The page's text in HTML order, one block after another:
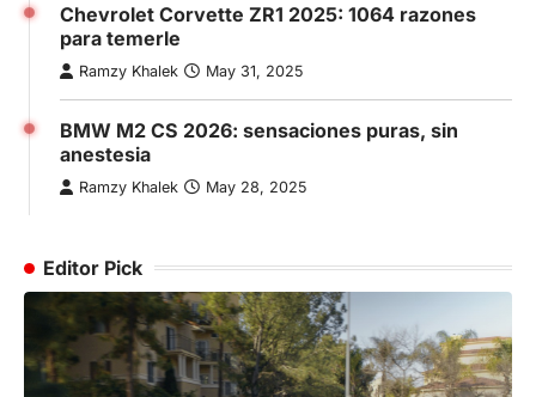
Chevrolet Corvette ZR1 2025: 1064 razones
para temerle
Ramzy Khalek May 31, 2025
BMW M2 CS 2026: sensaciones puras, sin
anestesia
Ramzy Khalek May 28, 2025
Editor Pick